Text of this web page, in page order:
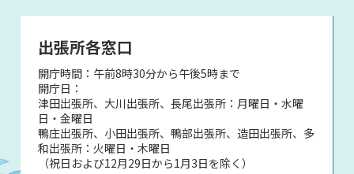
出張所各窓口
開庁時間：午前8時30分から午後5時まで
開庁日：
津田出張所、大川出張所、長尾出張所：月曜日・水曜
日・金曜日
鴨庄出張所、小田出張所、鴨部出張所、造田出張所、多
和出張所：火曜日・木曜日
（祝日および12月29日から1月3日を除く）